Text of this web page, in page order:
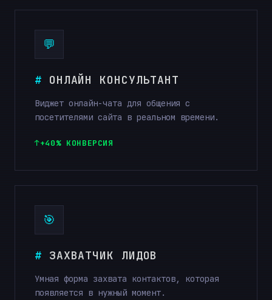
💬
ОНЛАЙН КОНСУЛЬТАНТ
Виджет онлайн-чата для общения с
посетителями сайта в реальном времени.
+40% КОНВЕРСИЯ
🎯
ЗАХВАТЧИК ЛИДОВ
Умная форма захвата контактов, которая
появляется в нужный момент.